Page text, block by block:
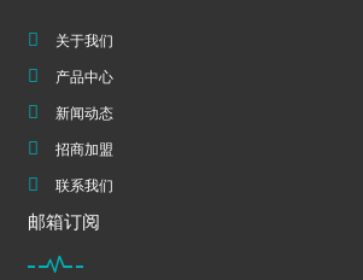
关于我们
产品中心
新闻动态
招商加盟
联系我们
邮箱订阅